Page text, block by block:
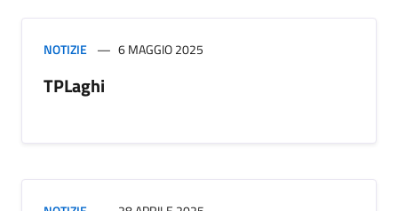
NOTIZIE 6 MAGGIO 2025
TPLaghi